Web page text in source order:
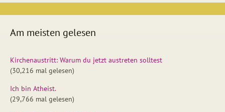
Am meisten gelesen
Kirchenaustritt: Warum du jetzt austreten solltest
(30,216 mal gelesen)
Ich bin Atheist.
(29,766 mal gelesen)